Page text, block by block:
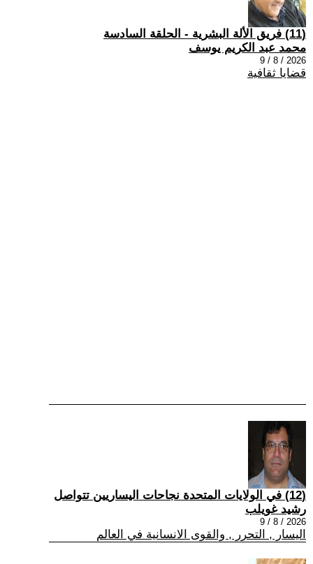
(11) فريق الألة البشرية - الحلقة السادسة
محمد عبد الكريم يوسف
2026 / 8 / 9
قضايا ثقافية
(12) في الولايات المتحدة نجاحات اليساريين تتواصل
رشيد غويلب
2026 / 8 / 9
اليسار , التحرر , والقوى الانسانية في العالم